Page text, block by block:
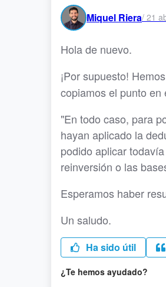
Miquel Riera/ 21
Hola de nuevo.
¡Por supuesto!
copiamos el punto
"En todo caso, para
hayan aplicado la
podido aplicar
reinversión o las
Esperamos haber
Un saludo.
Ha sido útil
¿Te hemos ayudado?